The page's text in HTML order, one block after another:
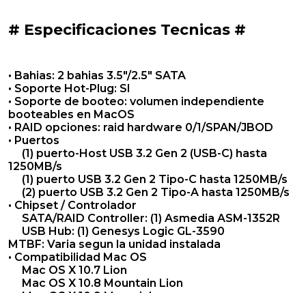
# Especificaciones Tecnicas #
• Bahias: 2 bahias 3.5"/2.5" SATA
• Soporte Hot-Plug: SI
• Soporte de booteo: volumen independiente
booteables en MacOS
• RAID opciones: raid hardware 0/1/SPAN/JBOD
• Puertos
(1) puerto-Host USB 3.2 Gen 2 (USB-C) hasta
1250MB/s
(1) puerto USB 3.2 Gen 2 Tipo-C hasta 1250MB/s
(2) puerto USB 3.2 Gen 2 Tipo-A hasta 1250MB/s
• Chipset / Controlador
SATA/RAID Controller: (1) Asmedia ASM-1352R
USB Hub: (1) Genesys Logic GL-3590
MTBF: Varia segun la unidad instalada
• Compatibilidad Mac OS
Mac OS X 10.7 Lion
Mac OS X 10.8 Mountain Lion